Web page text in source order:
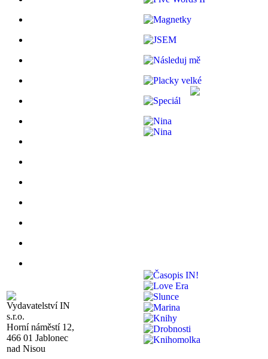
Vydavatelství IN
s.r.o.
Horní náměstí 12,
466 01 Jablonec
nad Nisou